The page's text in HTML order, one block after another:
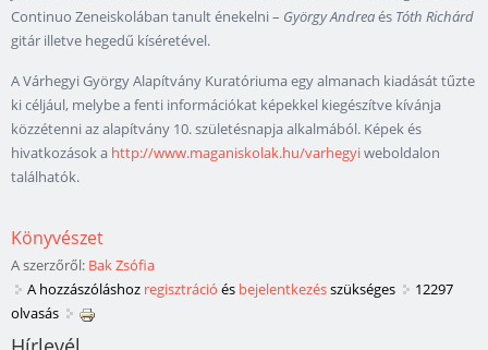
Continuo Zeneiskolában tanult énekelni – György Andreaés Tóth Richárd
gitár illetve hegedű kíséretével.
A Várhegyi György Alapítvány Kuratóriuma egy almanach kiadását tűzte
ki céljául, melybe a fenti információkat képekkel kiegészítve kívánja
közzétenni az alapítvány 10. születésnapja alkalmából. Képek és
hivatkozások a http://www.maganiskolak.hu/varhegyiweboldalon
találhatók.
Könyvészet
A szerzőről: Bak Zsófia
A hozzászóláshoz regisztráció és bejelentkezésszükséges
12297
olvasás